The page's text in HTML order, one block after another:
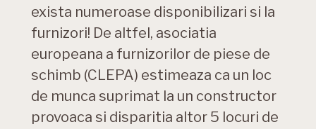
exista numeroase disponibilizari si la
furnizori! De altfel, asociatia
europeana a furnizorilor de piese de
schimb (CLEPA) estimeaza ca un loc
de munca suprimat la un constructor
provoaca si disparitia altor 5 locuri de